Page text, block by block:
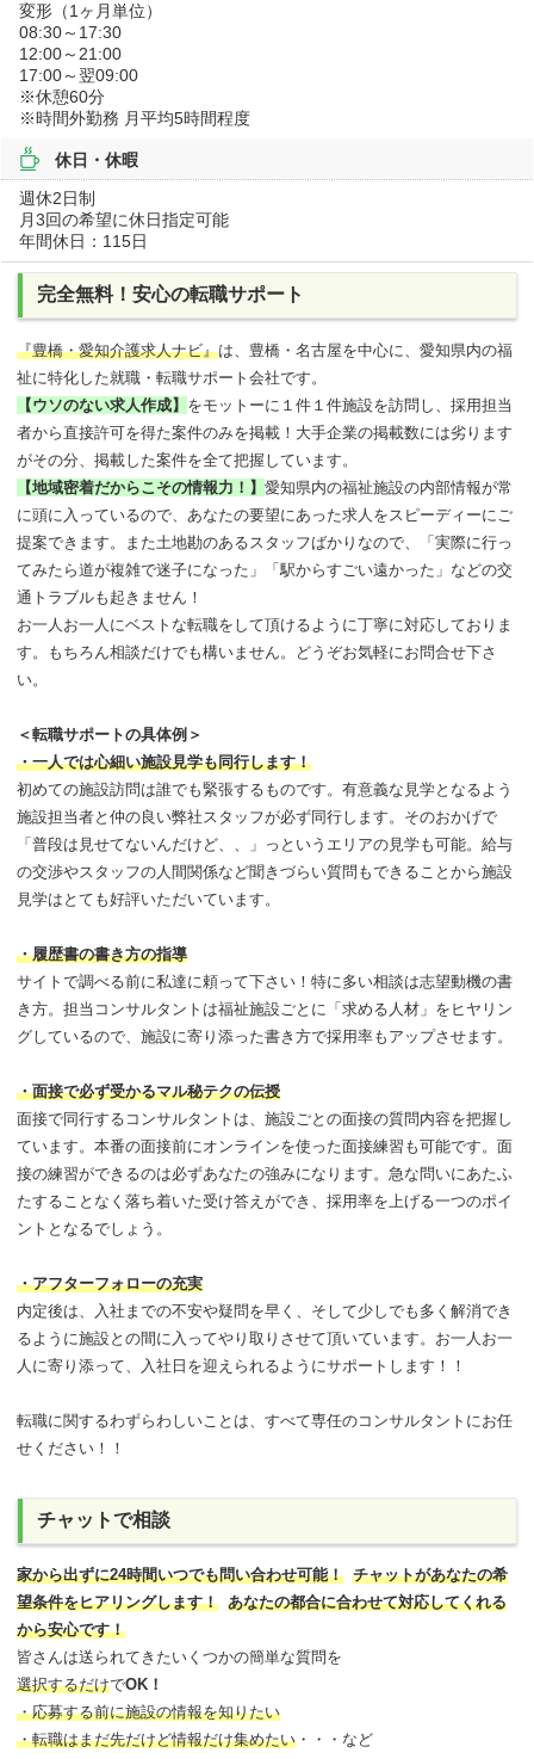
変形（1ヶ月単位）
08:30～17:30
12:00～21:00
17:00～翌09:00
※休憩60分
※時間外勤務 月平均5時間程度
休日・休暇
週休2日制
月3回の希望に休日指定可能
年間休日：115日
完全無料！安心の転職サポート
『豊橋・愛知介護求人ナビ』は、豊橋・名古屋を中心に、愛知県内の福
祉に特化した就職・転職サポート会社です。
【ウソのない求人作成】 をモットーに１件１件施設を訪問し、採用担当
者から直接許可を得た案件のみを掲載！大手企業の掲載数には劣ります
がその分、掲載した案件を全て把握しています。
【地域密着だからこその情報力！】愛知県内の福祉施設の内部情報が常
に頭に入っているので、あなたの要望にあった求人をスピーディーにご
提案できます。また土地勘のあるスタッフばかりなので、「実際に行っ
てみたら道が複雑で迷子になった」「駅からすごい遠かった」などの交
通トラブルも起きません！
お一人お一人にベストな転職をして頂けるように丁寧に対応しておりま
す。もちろん相談だけでも構いません。どうぞお気軽にお問合せ下さ
い。
＜転職サポートの具体例＞
・一人では心細い施設見学も同行します！
初めての施設訪問は誰でも緊張するものです。有意義な見学となるよう
施設担当者と仲の良い弊社スタッフが必ず同行します。そのおかげで
「普段は見せてないんだけど、、」っというエリアの見学も可能。給与
の交渉やスタッフの人間関係など聞きづらい質問もできることから施設
見学はとても好評いただいています。
・履歴書の書き方の指導
サイトで調べる前に私達に頼って下さい！特に多い相談は志望動機の書
き方。担当コンサルタントは福祉施設ごとに「求める人材」をヒヤリン
グしているので、施設に寄り添った書き方で採用率もアップさせます。
・面接で必ず受かるマル秘テクの伝授
面接で同行するコンサルタントは、施設ごとの面接の質問内容を把握し
ています。本番の面接前にオンラインを使った面接練習も可能です。面
接の練習ができるのは必ずあなたの強みになります。急な問いにあたふ
たすることなく落ち着いた受け答えができ、採用率を上げる一つのポイ
ントとなるでしょう。
・アフターフォローの充実
内定後は、入社までの不安や疑問を早く、そして少しでも多く解消でき
るように施設との間に入ってやり取りさせて頂いています。お一人お一
人に寄り添って、入社日を迎えられるようにサポートします！！
転職に関するわずらわしいことは、すべて専任のコンサルタントにお任
せください！！
チャットで相談
家から出ずに24時間いつでも問い合わせ可能！ チャットがあなたの希
望条件をヒアリングします！ あなたの都合に合わせて対応してくれる
から安心です！
皆さんは送られてきたいくつかの簡単な質問を
選択するだけでOK！
・応募する前に施設の情報を知りたい
・転職はまだ先だけど情報だけ集めたい ・・・など